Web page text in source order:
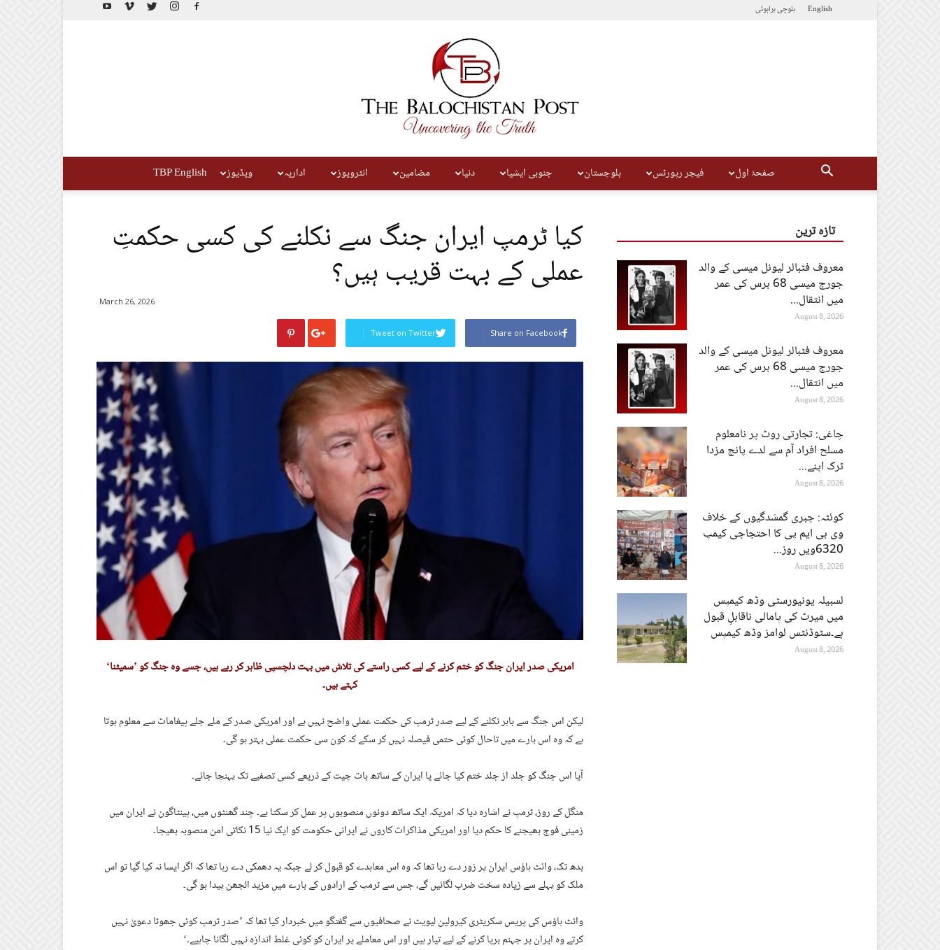
English بلوچیبراہوئی
صفحۂ اول فیچر رپورٹس بلوچستان جنوبی ایشیا دنیا مضامین انٹرویوز اداریہ ویڈیوز TBP English
کیا ٹرمپ ایران جنگ سے نکلنے کی کسی حکمتِ
عملی کے بہت قریب ہیں؟
March 26, 2026
Share on Facebook
Tweet on Twitter
امریکی صدر ایران جنگ کو ختم کرنے کے لیے کسی راستے کی تلاش میں بہت دلچسپی ظاہر کر رہے ہیں، جسے وہ جنگ کو ’سمیٹنا‘
کہتے ہیں۔
لیکن اس جنگ سے باہر نکلنے کے لیے صدر ٹرمپ کی حکمت عملی واضح نہیں ہے اور امریکی صدر کے ملے جلے پیغامات سے معلوم ہوتا
ہے کہ وہ اس بارے میں تاحال کوئی حتمی فیصلہ نہیں کر سکے کہ کون سی حکمت عملی بہتر ہو گی۔
آیا اس جنگ کو جلد از جلد ختم کیا جائے یا ایران کے ساتھ بات چیت کے ذریعے کسی تصفیے تک پہنچا جائے۔
منگل کے روز، ٹرمپ نے اشارہ دیا کہ امریکہ ایک ساتھ دونوں منصوبوں پر عمل کر سکتا ہے۔ چند گھنٹوں میں، پینٹاگون نے ایران میں
زمینی فوج بھیجنے کا حکم دیا اور امریکی مذاکرات کاروں نے ایرانی حکومت کو ایک نیا 15 نکاتی امن منصوبہ بھیجا۔
بدھ تک، وائٹ ہاؤس ایران پر زور دے رہا تھا کہ وہ اس معاہدے کو قبول کر لے جبکہ یہ دھمکی دے رہا تھا کہ اگر ایسا نہ کیا گیا تو اس
ملک کو پہلے سے زیادہ سخت ضرب لگائیں گے، جس سے ٹرمپ کے ارادوں کے بارے میں مزید الجھن پیدا ہو گی۔
وائٹ ہاؤس کی پریس سکریٹری کیرولین لیویٹ نے صحافیوں سے گفتگو میں خبردار کیا تھا کہ ’صدر ٹرمپ کوئی جھوٹا دعویٰ نہیں
کرتے وہ ایران پر جہنم برپا کرنے کے لیے تیار ہیں اور اس معاملے پر ایران کو کوئی غلط اندازہ نہیں لگانا چاہیے۔‘
تازہ ترین
معروف فٹبالر لیونل میسی کے والد
جورج میسی 68 برس کی عمر
میں انتقال...
August 8, 2026
معروف فٹبالر لیونل میسی کے والد
جورج میسی 68 برس کی عمر
میں انتقال...
August 8, 2026
چاغی: تجارتی روٹ پر نامعلوم
مسلح افراد آم سے لدے پانچ مزدا
ٹرک اپنے...
August 8, 2026
کوئٹہ: جبری گمشدگیوں کے خلاف
وی بی ایم پی کا احتجاجی کیمپ
6320ویں روز...
August 8, 2026
لسبیلہ یونیورسٹی وڈھ کیمپس
میں میرٹ کی پامالی ناقابلِ قبول
ہے۔سٹوڈنٹس لوامز وڈھ کیمپس
August 8, 2026